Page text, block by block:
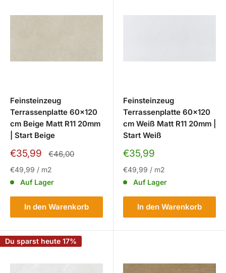
Feinsteinzeug
Terrassenplatte 60x120
cm Beige Matt R11 20mm
| Start Beige
Sonderpreis
€35,99 Normalpreis
€46,00
€49,99 / m2
Auf Lager
In den Warenkorb
Feinsteinzeug
Terrassenplatte 60x120
cm Weiß Matt R11 20mm |
Start Weiß
Sonderpreis
€35,99
€49,99 / m2
Auf Lager
In den Warenkorb
Du sparst heute 17%